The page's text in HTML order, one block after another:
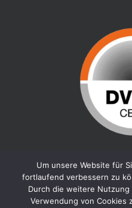
Um unsere Website für
fortlaufend verbessern zu
Durch die weitere
Verwendung von Cookies